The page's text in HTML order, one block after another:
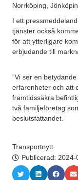
Norrköping,
I ett
tjänster också
för att ytterligare
erbjudande till
”Vi ser en
erfarenheter och att
framtidssäkra
två familjeföretag
beslutsfattandet.”
Transportnytt
Publicerad: 2024-